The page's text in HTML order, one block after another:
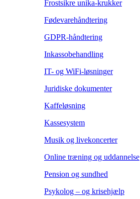
Frostsikre unika-krukker
Fødevarehåndtering
GDPR-håndtering
Inkassobehandling
IT- og WiFi-løsninger
Juridiske dokumenter
Kaffeløsning
Kassesystem
Musik og livekoncerter
Online træning og uddannelse
Pension og sundhed
Psykolog – og krisehjælp